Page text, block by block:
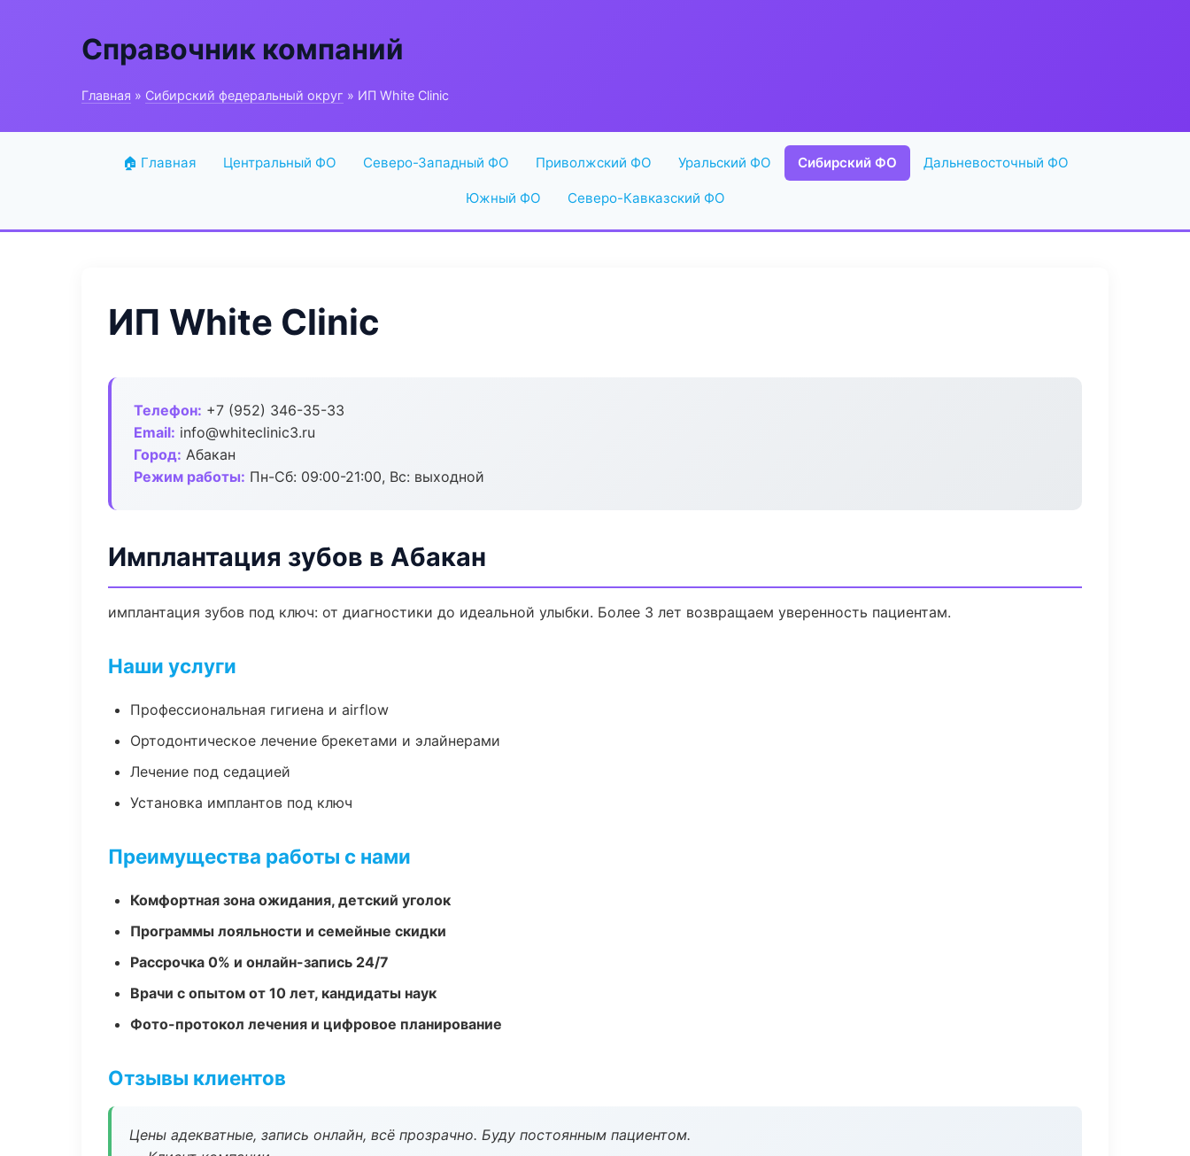
Справочник компаний
Главная » Сибирский федеральный округ » ИП White Clinic
🏠 Главная Центральный ФО Северо-Западный ФО Приволжский ФО Уральский ФО Сибирский ФО Дальневосточный ФО
Южный ФО Северо-Кавказский ФО
ИП White Clinic
Телефон: +7 (952) 346-35-33
Email: info@whiteclinic3.ru
Город: Абакан
Режим работы: Пн-Сб: 09:00-21:00, Вс: выходной
Имплантация зубов в Абакан
имплантация зубов под ключ: от диагностики до идеальной улыбки. Более 3 лет возвращаем уверенность пациентам.
Наши услуги
Профессиональная гигиена и airflow
Ортодонтическое лечение брекетами и элайнерами
Лечение под седацией
Установка имплантов под ключ
Преимущества работы с нами
Комфортная зона ожидания, детский уголок
Программы лояльности и семейные скидки
Рассрочка 0% и онлайн-запись 24/7
Врачи с опытом от 10 лет, кандидаты наук
Фото-протокол лечения и цифровое планирование
Отзывы клиентов
Цены адекватные, запись онлайн, всё прозрачно. Буду постоянным пациентом.